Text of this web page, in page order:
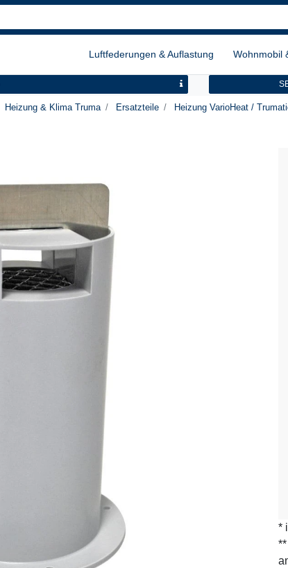
Luftfederungen & Auflastung Wohnmobil
Heizung & Klima Truma Ersatzteile Heizung VarioHeat /
*